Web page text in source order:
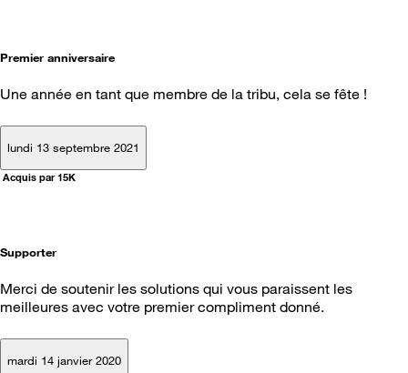
Premier anniversaire
Une année en tant que membre de la tribu, cela se fête !
lundi 13 septembre 2021
Acquis par 15K
Supporter
Merci de soutenir les solutions qui vous paraissent les
meilleures avec votre premier compliment donné.
mardi 14 janvier 2020